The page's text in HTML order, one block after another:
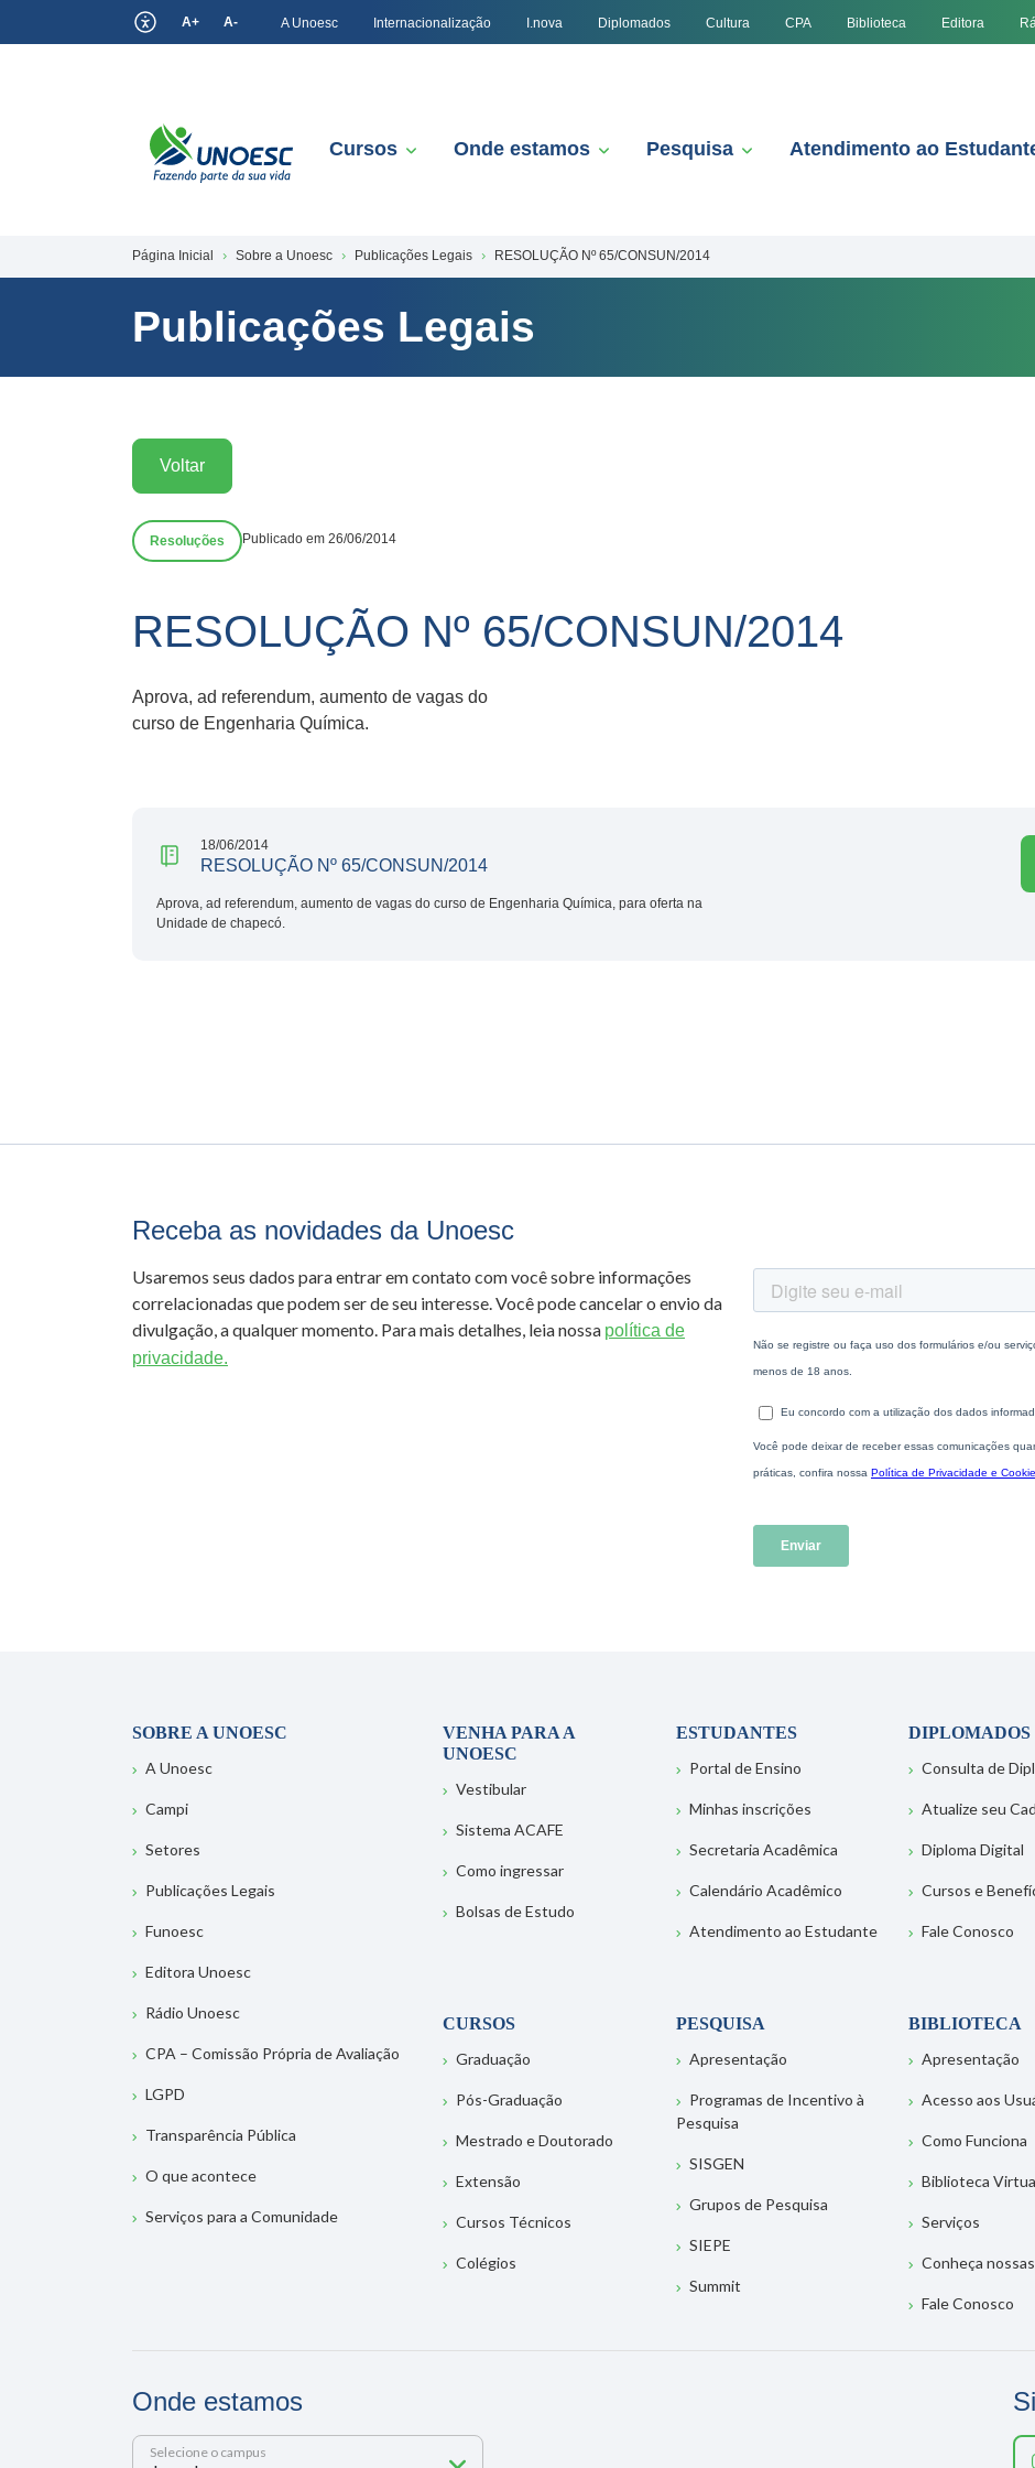
A+ A- A Unoesc Internacionalização I.nova Diplomados Cultura CPA Biblioteca Editora
Cursos Onde estamos Pesquisa Atendimento ao
Página Inicial Sobre a Unoesc Publicações Legais RESOLUÇÃO Nº 65/CONSUN/2014
Publicações Legais
Voltar
Resoluções Publicado em 26/06/2014
RESOLUÇÃO Nº 65/CONSUN/2014
Aprova, ad referendum, aumento de vagas do
curso de Engenharia Química.
18/06/2014
RESOLUÇÃO Nº 65/CONSUN/2014
Aprova, ad referendum, aumento de vagas do curso de Engenharia Química, para oferta na
Unidade de chapecó.
Receba as novidades da Unoesc
Usaremos seus dados para entrar em contato com você sobre informações
correlacionadas que podem ser de seu interesse. Você pode cancelar o envio da
divulgação, a qualquer momento. Para mais detalhes, leia nossa política de
privacidade.
SOBRE A UNOESC
A Unoesc
Campi
Setores
Publicações Legais
Funoesc
Editora Unoesc
Rádio Unoesc
CPA – Comissão Própria de Avaliação
LGPD
Transparência Pública
O que acontece
Serviços para a Comunidade
VENHA PARA A
UNOESC
Vestibular
Sistema ACAFE
Como ingressar
Bolsas de Estudo
ESTUDANTES
Portal de Ensino
Minhas inscrições
Secretaria Acadêmica
Calendário Acadêmico
Atendimento ao Estudante
DIPLOMADOS
Consulta de
Atualize seu
Diploma Digital
Cursos e
Fale Conosco
CURSOS
Graduação
Pós-Graduação
Mestrado e Doutorado
Extensão
Cursos Técnicos
Colégios
PESQUISA
Apresentação
Programas de Incentivo à
Pesquisa
SISGEN
Grupos de Pesquisa
SIEPE
Summit
BIBLIOTECA
Apresentação
Acesso aos
Como Funciona
Biblioteca
Serviços
Conheça
Fale Conosco
Onde estamos
Selecione o campus